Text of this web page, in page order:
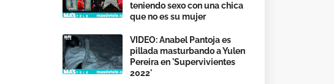
teniendo sexo con una chica
que no es su mujer
VIDEO: Anabel Pantoja es
pillada masturbando a Yulen
Pereira en 'Supervivientes
2022'